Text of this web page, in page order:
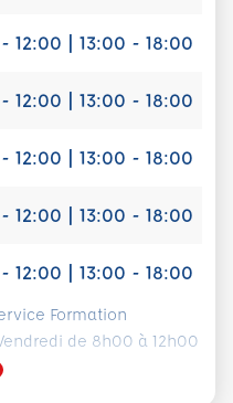
12:00 | 13:00 - 18:00
12:00 | 13:00 - 18:00
12:00 | 13:00 - 18:00
12:00 | 13:00 - 18:00
12:00 | 13:00 - 18:00
Formation
de 8h00 à 12h00